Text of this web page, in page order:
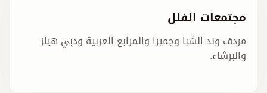
مجتمعات الفلل
مردف وند الشبا وجميرا والمرابع العربية ودبي هيلز
والبرشاء.